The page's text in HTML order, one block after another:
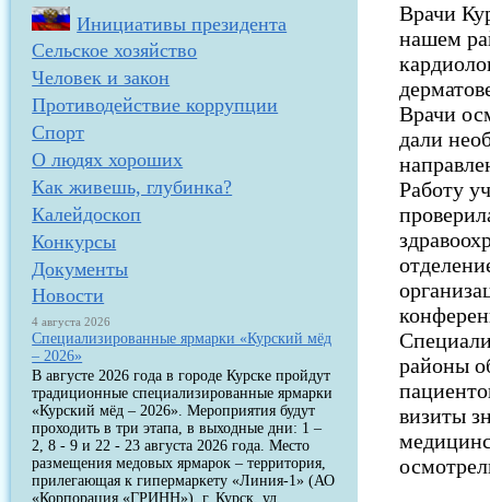
Инициативы президента
Сельское хозяйство
Человек и закон
Противодействие коррупции
Спорт
О людях хороших
Как живешь, глубинка?
Калейдоскоп
Конкурсы
Документы
Новости
4 августа 2026
Специализированные ярмарки «Курский мёд
– 2026»
В августе 2026 года в городе Курске пройдут
традиционные специализированные ярмарки
«Курский мёд – 2026». Мероприятия будут
проходить в три этапа, в выходные дни: 1 –
2, 8 - 9 и 22 - 23 августа 2026 года. Место
размещения медовых ярмарок – территория,
прилегающая к гипермаркету «Линия-1» (АО
«Корпорация «ГРИНН»), г. Курск, ул.
Врачи
нашем
Врачи
дали
Работу
районы
визиты